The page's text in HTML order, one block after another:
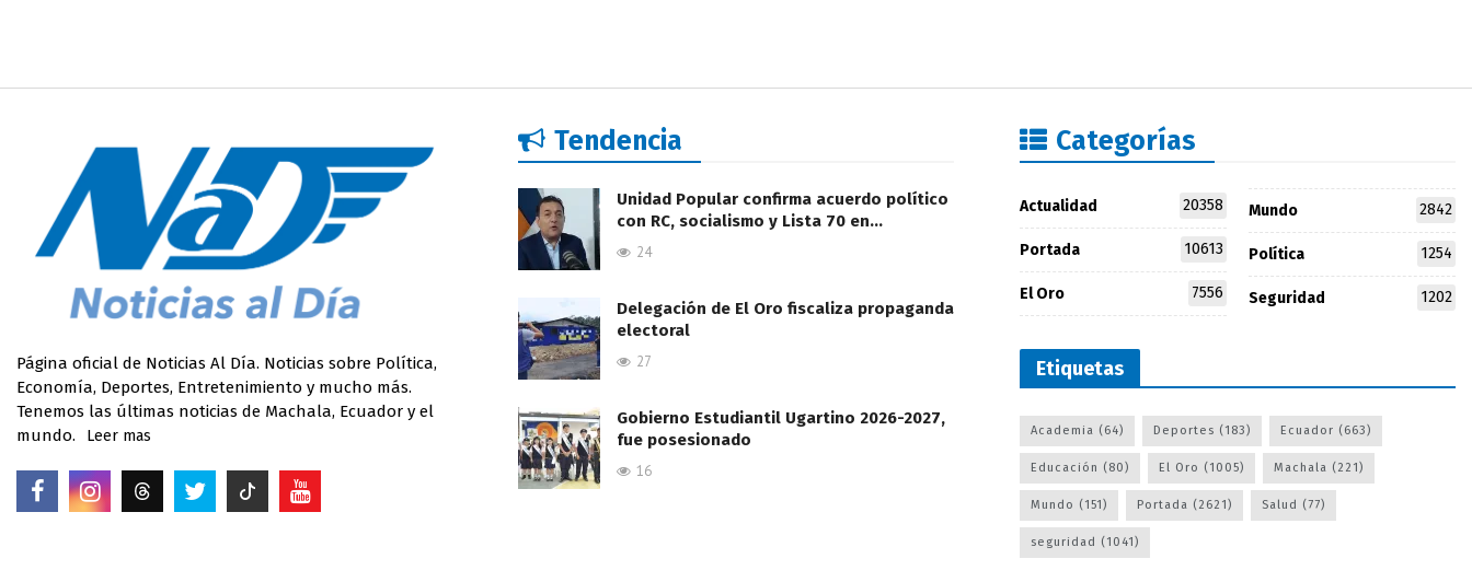
Página oficial de Noticias Al Día. Noticias sobre Política,
Economía, Deportes, Entretenimiento y mucho más.
Tenemos las últimas noticias de Machala, Ecuador y el
mundo.
Leer mas
Tendencia
Unidad Popular confirma acuerdo político
con RC, socialismo y Lista 70 en…
24
Delegación de El Oro fiscaliza propaganda
electoral
27
Gobierno Estudiantil Ugartino 2026-2027,
fue posesionado
16
Categorías
Actualidad 20358
Portada 10613
El Oro 7556
Mundo 2842
Política 1254
Seguridad 1202
Etiquetas
Academia (64) Deportes (183) Ecuador (663)
Educación (80) El Oro (1005) Machala (221)
Mundo (151) Portada (2621) Salud (77)
seguridad (1041)